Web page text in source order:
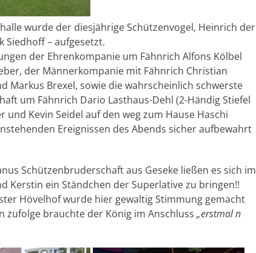
wurde der diesjährige Schützenvogel, Heinrich der
Siedhoff – aufgesetzt.
der Ehrenkompanie um Fähnrich Alfons Kölbel
der Männerkompanie mit Fähnrich Christian
Markus Brexel, sowie die wahrscheinlich schwerste
um Fähnrich Dario Lasthaus-Dehl (2-Händig Stiefel
Kevin Seidel auf den weg zum Hause Haschi
Ereignissen des Abends sicher aufbewahrt
Schützenbruderschaft aus Geseke ließen es sich im
Kerstin ein Ständchen der Superlative zu bringen!!
Hövelhof wurde hier gewaltig Stimmung gemacht
zufolge brauchte der König im Anschluss „erstmal n